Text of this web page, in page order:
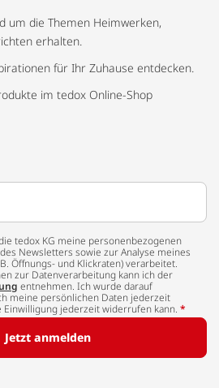
um die Themen Heimwerken,
erhalten.
für Ihr Zuhause entdecken.
im tedox Online-Shop
tedox KG meine personenbezogenen
Newsletters sowie zur Analyse meines
Öffnungs- und Klickraten) verarbeitet.
zur Datenverarbeitung kann ich der
entnehmen. Ich wurde darauf
meine persönlichen Daten jederzeit
jederzeit widerrufen kann. *
Jetzt anmelden